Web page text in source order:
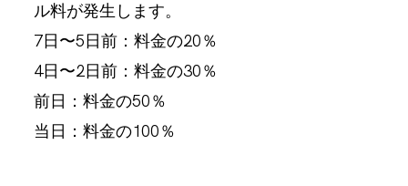
ル料が発生します。
7日〜5日前：料金の20％
4日〜2日前：料金の30％
前日：料金の50％
当日：料金の100％